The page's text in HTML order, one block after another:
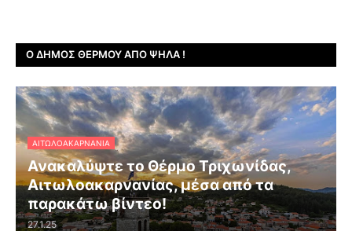
Ο ΔΉΜΟΣ ΘΈΡΜΟΥ ΑΠΌ ΨΗΛΆ !
ΑΙΤΩΛΟΑΚΑΡΝΑΝΊΑ
Ανακαλύψτε το Θέρμο Τριχωνίδας,
Αιτωλοακαρνανίας, μέσα από τα
παρακάτω βίντεο!
27.1.25